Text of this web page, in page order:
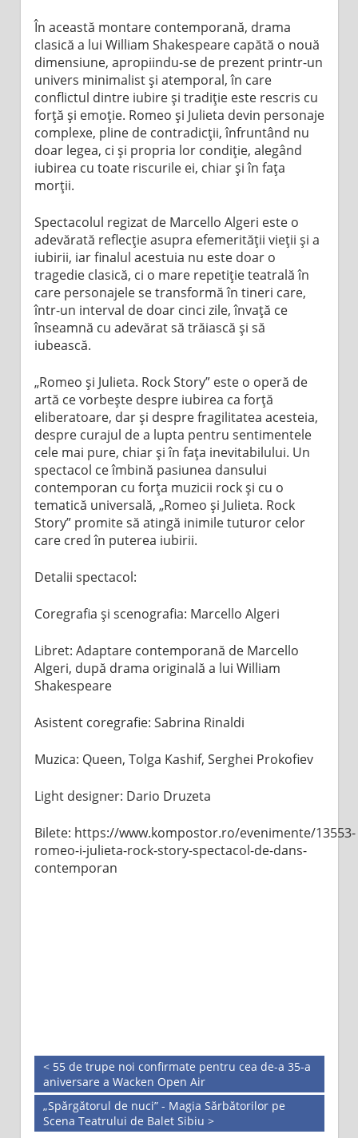
În această montare contemporană, drama
clasică a lui William Shakespeare capătă o nouă
dimensiune, apropiindu-se de prezent printr-un
univers minimalist și atemporal, în care
conflictul dintre iubire și tradiție este rescris cu
forță și emoție. Romeo și Julieta devin personaje
complexe, pline de contradicții, înfruntând nu
doar legea, ci și propria lor condiție, alegând
iubirea cu toate riscurile ei, chiar și în fața
morții.
Spectacolul regizat de Marcello Algeri este o
adevărată reflecție asupra efemerității vieții și a
iubirii, iar finalul acestuia nu este doar o
tragedie clasică, ci o mare repetiție teatrală în
care personajele se transformă în tineri care,
într-un interval de doar cinci zile, învață ce
înseamnă cu adevărat să trăiască și să
iubească.
„Romeo și Julieta. Rock Story” este o operă de
artă ce vorbește despre iubirea ca forță
eliberatoare, dar și despre fragilitatea acesteia,
despre curajul de a lupta pentru sentimentele
cele mai pure, chiar și în fața inevitabilului. Un
spectacol ce îmbină pasiunea dansului
contemporan cu forța muzicii rock și cu o
tematică universală, „Romeo și Julieta. Rock
Story” promite să atingă inimile tuturor celor
care cred în puterea iubirii.
Detalii spectacol:
Coregrafia și scenografia: Marcello Algeri
Libret: Adaptare contemporană de Marcello
Algeri, după drama originală a lui William
Shakespeare
Asistent coregrafie: Sabrina Rinaldi
Muzica: Queen, Tolga Kashif, Serghei Prokofiev
Light designer: Dario Druzeta
Bilete: https://www.kompostor.ro/evenimente/13553-
romeo-i-julieta-rock-story-spectacol-de-dans-
contemporan
< 55 de trupe noi confirmate pentru cea de-a 35-a
aniversare a Wacken Open Air
„Spărgătorul de nuci” - Magia Sărbătorilor pe
Scena Teatrului de Balet Sibiu >